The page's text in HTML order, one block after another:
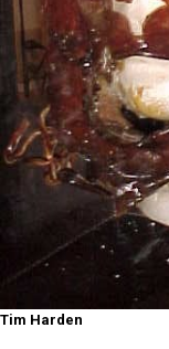
Tim Harden